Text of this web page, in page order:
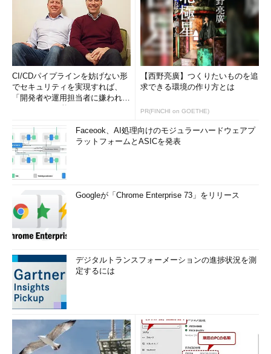
CI/CDパイプラインを妨げない形
でセキュリティを実現すれば、
「開発者や運用担当者に嫌われな
【西野亮廣】つくりたいものを追
求できる環境の作り方とは
PR(FINCHI on GOETHE)
Faceook、AI処理向けのモジュラーハードウェアプ
ラットフォームとASICを発表
Googleが「Chrome Enterprise 73」をリリース
デジタルトランスフォーメーションの進捗状況を測
定するには